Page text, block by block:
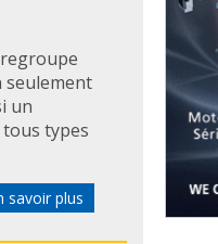
regroupe
seulement
un
types
savoir plus